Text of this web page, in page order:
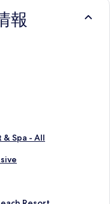
報
Spa - All